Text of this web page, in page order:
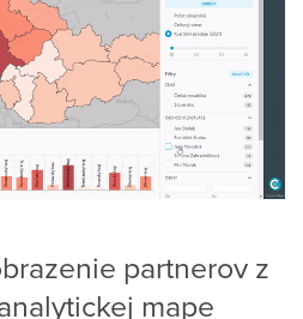
partnerov z
mape